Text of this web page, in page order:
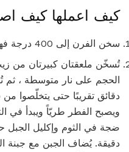
كيف اعملها كيف
سخن الفرن إلى 400 درجة فهرنهايت.
تُسخّن ملعقتان كبيرتان من
دقائق تقريبًا حتى يتخلّصوا من
ويصبح الفطر طريّاً ويبدأ في
دقيقة. يُضاف الجبن مع جبنة